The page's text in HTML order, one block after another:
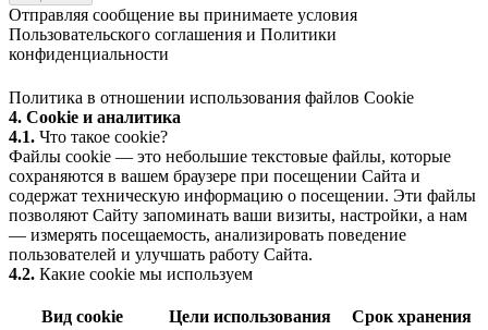
Отправляя сообщение вы принимаете условия
Пользовательского соглашения и Политики
конфиденциальности
Политика в отношении использования файлов Cookie
4. Cookie и аналитика
4.1. Что такое cookie?
Файлы cookie — это небольшие текстовые файлы, которые
сохраняются в вашем браузере при посещении Сайта и
содержат техническую информацию о посещении. Эти файлы
позволяют Сайту запоминать ваши визиты, настройки, а нам
— измерять посещаемость, анализировать поведение
пользователей и улучшать работу Сайта.
4.2. Какие cookie мы используем
Вид cookie Цели использования Срок хранения